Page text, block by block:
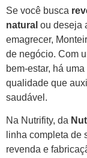
Se você busca
natural ou deseja
emagrecer,
de negócio. Com
bem-estar, há
qualidade que
saudável.
Na Nutrifity, da
linha completa de
revenda e